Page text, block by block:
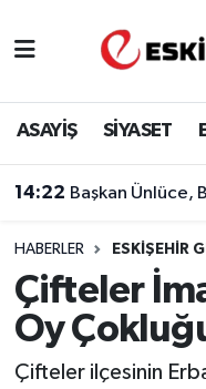
ASAYİŞ SİYASET
14:22 Başkan Ünlüce,
HABERLER ESKIŞEHIR
Çifteler
Oy
Çifteler ilçesinin
Eskişehir Hava
Eskişehir
Eskişehir Trafik
Süper Lig Puan
Tüm Manşetler